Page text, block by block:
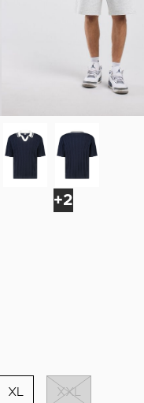
+2
XL XXL